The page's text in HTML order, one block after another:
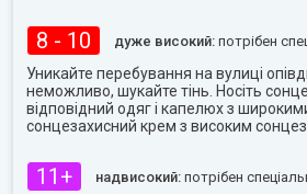
8 - 10 дуже високий: потрібен
Уникайте перебування на вулиці
неможливо, шукайте тінь. Носіть
відповідний одяг і капелюх з
сонцезахисний крем з високим
11+ надвисокий: потрібен